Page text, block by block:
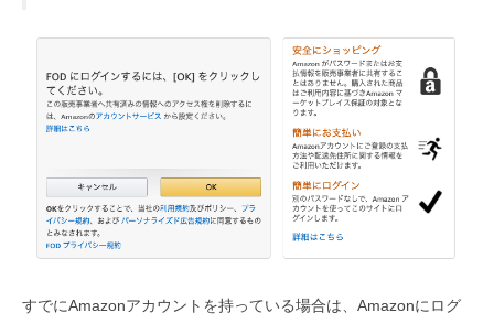
すでにAmazonアカウントを持っている場合は、Amazonにログ